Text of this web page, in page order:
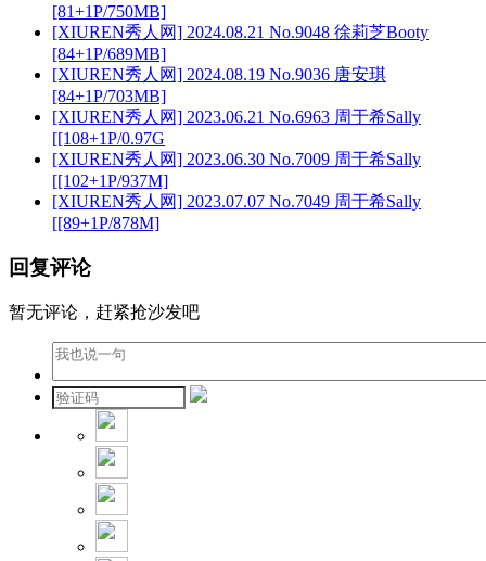
[81+1P/750MB]
[XIUREN秀人网] 2024.08.21 No.9048 徐莉芝Booty
[84+1P/689MB]
[XIUREN秀人网] 2024.08.19 No.9036 唐安琪
[84+1P/703MB]
[XIUREN秀人网] 2023.06.21 No.6963 周于希Sally
[[108+1P/0.97G
[XIUREN秀人网] 2023.06.30 No.7009 周于希Sally
[[102+1P/937M]
[XIUREN秀人网] 2023.07.07 No.7049 周于希Sally
[[89+1P/878M]
回复评论
暂无评论，赶紧抢沙发吧